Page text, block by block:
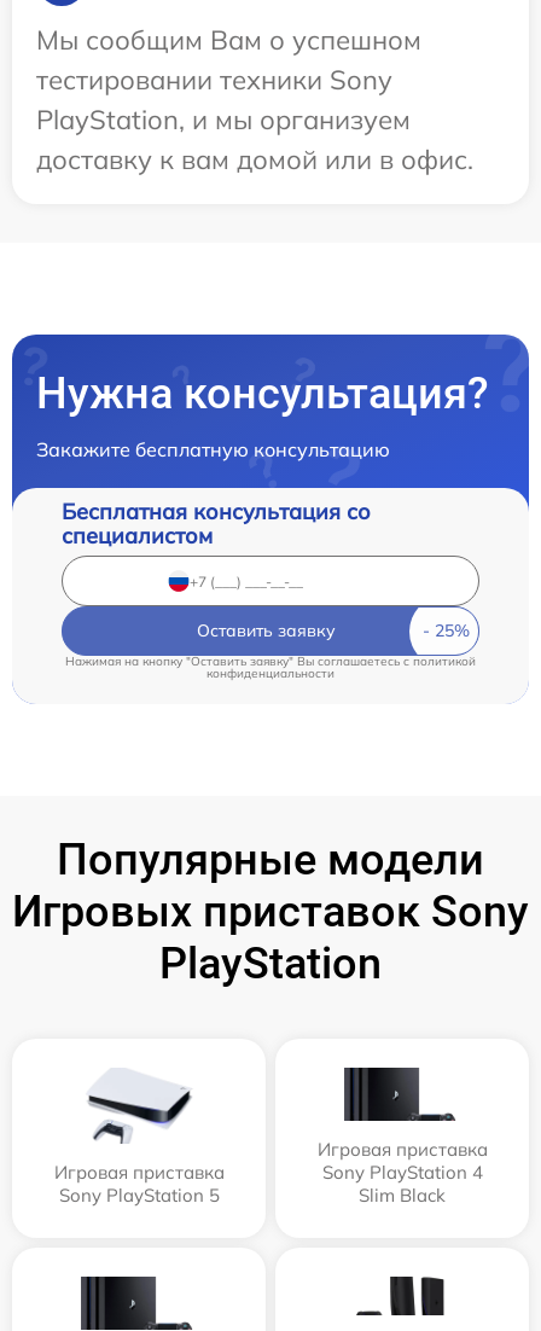
Мы сообщим Вам о успешном
тестировании техники Sony
PlayStation, и мы организуем
доставку к вам домой или в офис.
Нужна консультация?
Закажите бесплатную консультацию
Бесплатная консультация со
специалистом
Оставить заявку
Нажимая на кнопку "Оставить заявку" Вы соглашаетесь cполитикой
конфиденциальности
Популярные модели
Игровых приставок Sony
PlayStation
Игровая приставка
Sony PlayStation 5
Игровая приставка
Sony PlayStation 4
Slim Black